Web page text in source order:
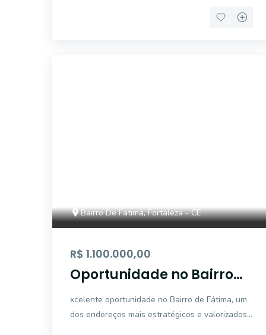
Bairro De Fatima, Fortaleza - CE
R$ 1.100.000,00
Oportunidade no Bairro
de Fátima! Casa com
Excelente Localização e
Grande Potencial
xcelente oportunidade no Bairro de Fátima, um
dos endereços mais estratégicos e valorizados